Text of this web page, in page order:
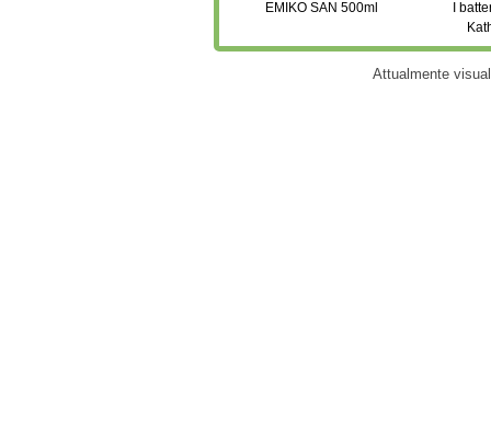
EMIKO SAN 500ml
I
Attualmente